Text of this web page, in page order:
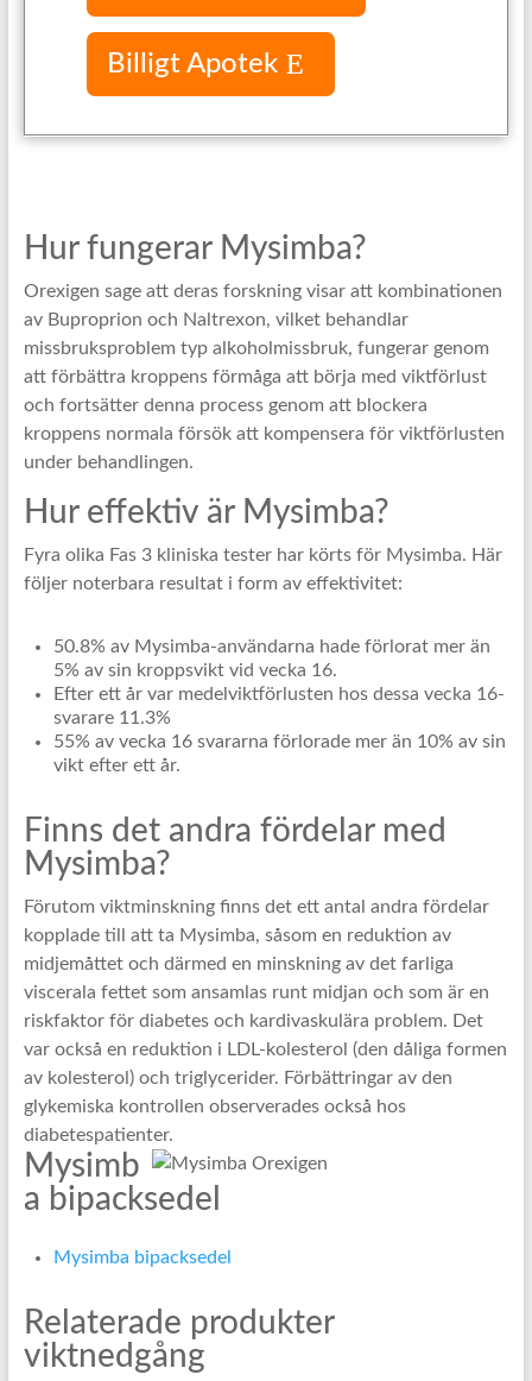
Billigt Apotek
Hur fungerar Mysimba?
Orexigen sage att deras forskning visar att kombinationen
av Buproprion och Naltrexon, vilket behandlar
missbruksproblem typ alkoholmissbruk, fungerar genom
att förbättra kroppens förmåga att börja med viktförlust
och fortsätter denna process genom att blockera
kroppens normala försök att kompensera för viktförlusten
under behandlingen.
Hur effektiv är Mysimba?
Fyra olika Fas 3 kliniska tester har körts för Mysimba. Här
följer noterbara resultat i form av effektivitet:
50.8% av Mysimba-användarna hade förlorat mer än
5% av sin kroppsvikt vid vecka 16.
Efter ett år var medelviktförlusten hos dessa vecka 16-
svarare 11.3%
55% av vecka 16 svararna förlorade mer än 10% av sin
vikt efter ett år.
Finns det andra fördelar med
Mysimba?
Förutom viktminskning finns det ett antal andra fördelar
kopplade till att ta Mysimba, såsom en reduktion av
midjemåttet och därmed en minskning av det farliga
viscerala fettet som ansamlas runt midjan och som är en
riskfaktor för diabetes och kardivaskulära problem. Det
var också en reduktion i LDL-kolesterol (den dåliga formen
av kolesterol) och triglycerider. Förbättringar av den
glykemiska kontrollen observerades också hos
diabetespatienter.
Mysimb
a bipacksedel
Mysimba bipacksedel
Relaterade produkter
viktnedgång